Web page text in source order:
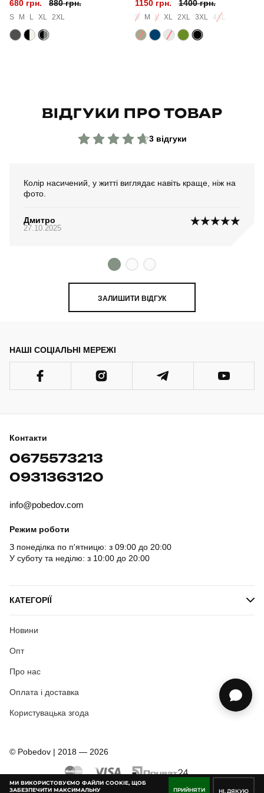
МИ ВИКОРИСТОВУЄМО ФАЙЛИ COOKIE, ЩОБ
ЗАБЕЗПЕЧИТИ МАКСИМАЛЬНУ
ПРИЙНЯТИ НІ, ДЯКУЮ
Матеріал
Склад тканини 70% вовна, 30% акрил
680 грн.
880 грн.
S M L XL 2XL
1150 грн.
1400 грн.
S M L XL 2XL 3XL 4XL
ВІДГУКИ ПРО ТОВАР
3 відгуки
Колір насичений, у житті виглядає навіть краще, ніж на
фото.
Дмитро
27.10.2025
ЗАЛИШИТИ ВІДГУК
НАШІ СОЦІАЛЬНІ МЕРЕЖІ
Контакти
0675573213
0931363120
info@pobedov.com
Режим роботи
З понеділка по п'ятницю: з 09:00 до 20:00
У суботу та неділю: з 10:00 до 20:00
КАТЕГОРІЇ
Новини
Опт
Про нас
Оплата і доставка
Користувацька згода
© Pobedov | 2018 — 2026